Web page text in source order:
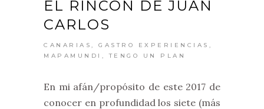
EL RINCÓN DE JUAN
CARLOS
CANARIAS , GASTRO EXPERIENCIAS ,
MAPAMUNDI ,TENGO UN PLAN
En mi afán/propósito de este 2017 de
conocer en profundidad los siete (más